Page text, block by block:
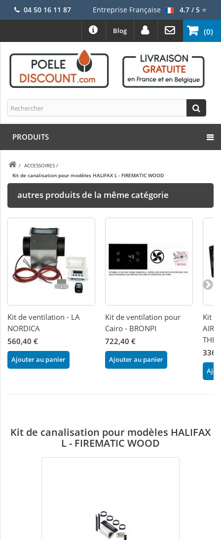
04 50 16 11 87 Entreprise Française 4.7 / 5⭐
(0)
Blog
PRODUITS
/ ACCESSOIRES /
Kit de canalisation pour modèles HALIFAX L - FIREMATIC WOOD
autres produits de la même catégorie
Kit de ventilation - LA
NORDICA
560,40 €
Ajouter au panier
Kit de ventilation pour
Cairo - BRONPI
722,40 €
Ajouter au panier
Kit
Kit de canalisation pour modèles HALIFAX
L - FIREMATIC WOOD